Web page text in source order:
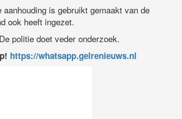
is gebruikt gemaakt van de
ook heeft ingezet.
politie doet veder onderzoek.
https://whatsapp.gelrenieuws.nl